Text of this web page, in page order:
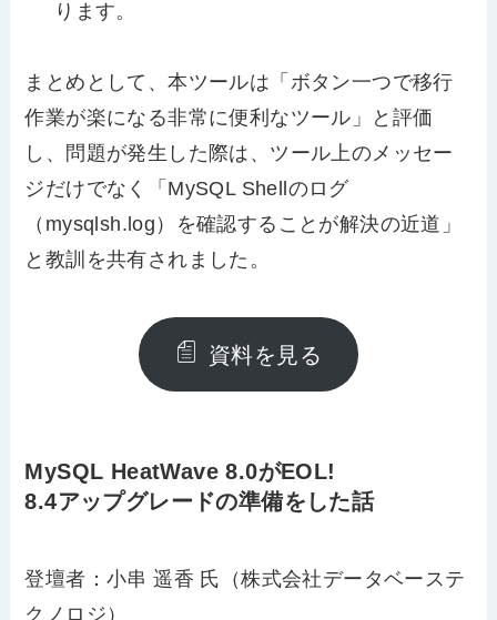
ります。
まとめとして、本ツールは「ボタン一つで移行
作業が楽になる非常に便利なツール」と評価
し、問題が発生した際は、ツール上のメッセー
ジだけでなく「 MySQL Shell のログ
（ mysqlsh.log ）を確認することが解決の近道」
と教訓を共有されました。
資料を見る
MySQL HeatWave 8.0がEOL!
8.4アップグレードの準備をした話
登壇者：小串 遥香 氏（株式会社データベーステ
クノロジ）